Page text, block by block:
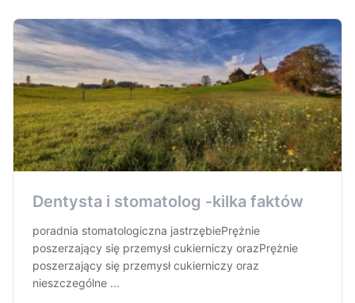
Dentysta i stomatolog -kilka faktów
poradnia stomatologiczna jastrzębiePrężnie
poszerzający się przemysł cukierniczy orazPrężnie
poszerzający się przemysł cukierniczy oraz
nieszczególne ...